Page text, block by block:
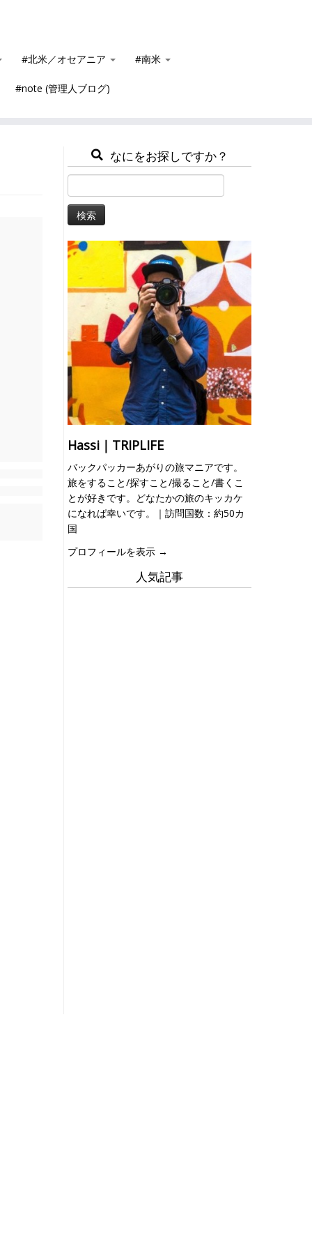
#北米／オセアニア #南米
#note (管理人ブログ)
なにをお探しですか？
索:
Hassi｜TRIPLIFE
バックパッカーあがりの旅マニアです。
旅をすること/探すこと/撮ること/書くこ
とが好きです。どなたかの旅のキッカケ
になれば幸いです。｜訪問国数：約50カ
国
プロフィールを表示 →
人気記事